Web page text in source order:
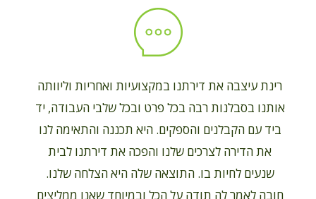
רינת עיצבה את דירתנו במקצועיות ואחריות וליוותה
אותנו בסבלנות רבה בכל פרט ובכל שלבי העבודה, יד
ביד עם הקבלנים והספקים. היא תכננה והתאימה לנו
את הדירה לצרכים שלנו והפכה את דירתנו לבית
שנעים לחיות בו. התוצאה שלה היא הצלחה שלנו.
חובה לאמר לה תודה על הכל ובמיוחד שאנו ממליצים